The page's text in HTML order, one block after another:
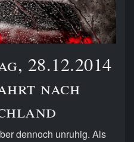
28.12.2014
nach
dennoch unruhig. Als